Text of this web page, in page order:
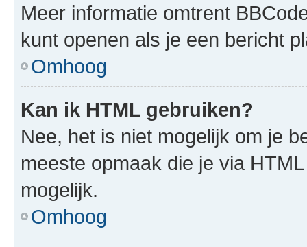
Meer informatie omtrent
kunt openen als je een bericht
Omhoog
Kan ik HTML gebruiken?
Nee, het is niet mogelijk om je
meeste opmaak die je via
mogelijk.
Omhoog